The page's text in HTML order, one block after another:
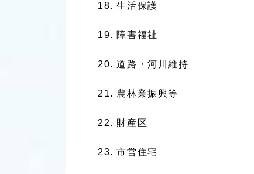
生活保護
障害福祉
道路・河川維持
農林業振興等
財産区
市営住宅